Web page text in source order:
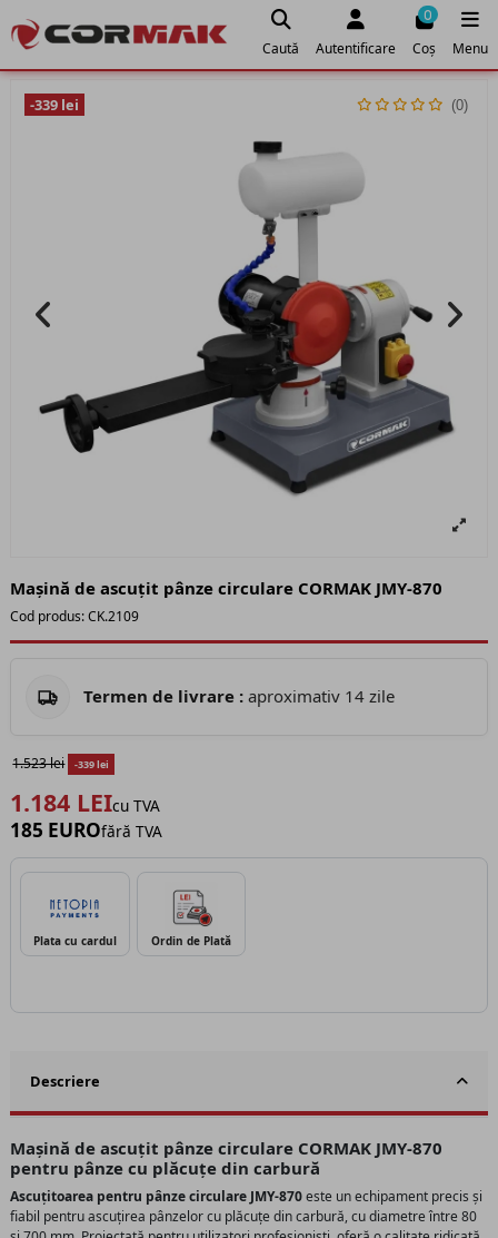
Caută Autentificare
0
Coș Menu
-339 lei
Mașină de ascuțit pânze circulare CORMAK JMY-870
(0)
Cod produs:CK.2109
Termen de livrare : aproximativ 14 zile
1.523 lei -339 lei
1.184 LEIcu TVA
185 EUROfără TVA
Plata cu cardul Ordin de Plată
Descriere
Mașină de ascuțit pânze circulare CORMAK JMY-870
pentru pânze cu plăcuțe din carbură
Ascuțitoarea pentru pânze circulare JMY-870este un echipament precis și
fiabil pentru ascuțirea pânzelor cu plăcuțe din carbură, cu diametre între 80